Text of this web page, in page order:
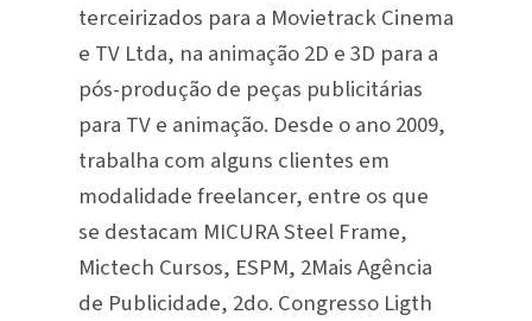
terceirizados para a Movietrack Cinema
e TV Ltda, na animação 2D e 3D para a
pós-produção de peças publicitárias
para TV e animação. Desde o ano 2009,
trabalha com alguns clientes em
modalidade freelancer, entre os que
se destacam MICURA Steel Frame,
Mictech Cursos, ESPM, 2Mais Agência
de Publicidade, 2do. Congresso Ligth